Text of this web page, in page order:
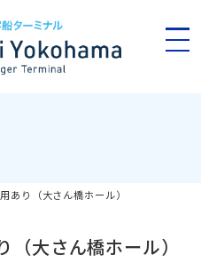
あり（大さん橋ホール）
大さん橋ホール）